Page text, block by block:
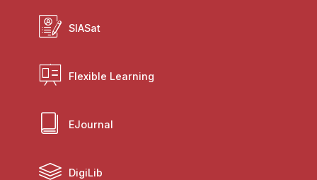
SIASat
Flexible Learning
EJournal
DigiLib